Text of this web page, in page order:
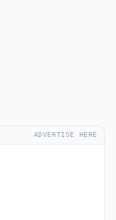
ADVERTISE HERE